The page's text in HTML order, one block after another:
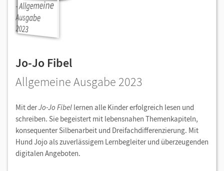
Jo-Jo Fibel
Allgemeine Ausgabe 2023
Mit derJo-Jo Fibel lernen alle Kinder erfolgreich lesen und
schreiben. Sie begeistert mit lebensnahen Themenkapiteln,
konsequenter Silbenarbeit und Dreifachdifferenzierung. Mit
Hund Jojo als zuverlässigem Lernbegleiter und überzeugenden
digitalen Angeboten.